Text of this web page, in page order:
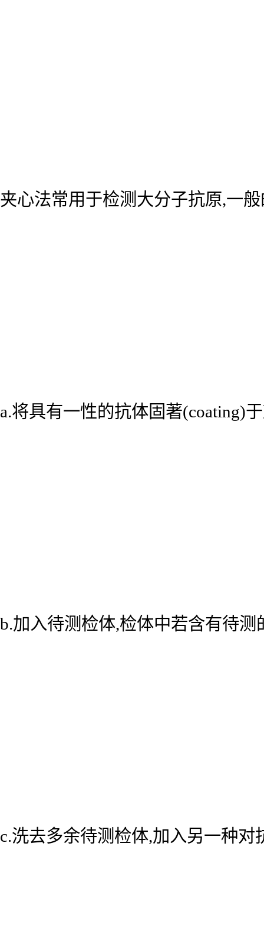
夹心法常用于检测大分子抗原,一
a.将具有一性的抗体固著(coating)
b.加入待测检体,检体中若含有待
c.洗去多余待测检体,加入另一种